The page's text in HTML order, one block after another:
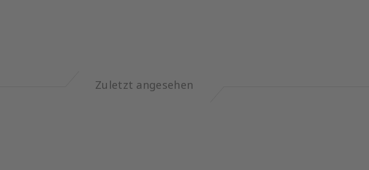
Zuletzt angesehen